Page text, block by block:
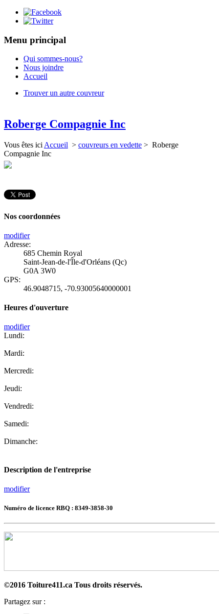
Menu principal
Qui sommes-nous?
Nous joindre
Accueil
Trouver un autre couvreur
Roberge Compagnie Inc
Vous êtes ici Accueil > couvreurs en vedette > Roberge
Compagnie Inc
Nos coordonnées
modifier
Adresse:
685 Chemin Royal
Saint-Jean-de-l'Île-d'Orléans (Qc)
G0A 3W0
GPS:
46.9048715, -70.93005640000001
Heures d'ouverture
modifier
Lundi:
Mardi:
Mercredi:
Jeudi:
Vendredi:
Samedi:
Dimanche:
Description de l'entreprise
modifier
Numéro de licence RBQ : 8349-3858-30
©2016 Toiture411.ca Tous droits réservés.
Partagez sur :